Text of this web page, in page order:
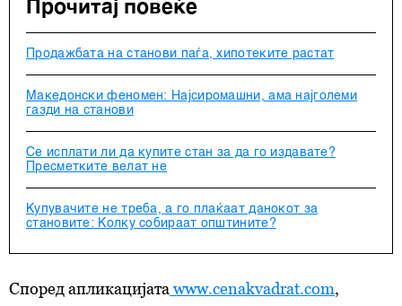
Прочитај повеќе
Продажбата на станови паѓа, хипотеките растат
Македонски феномен: Најсиромашни, ама најголеми
газди на станови
Се исплати ли да купите стан за да го издавате?
Пресметките велат не
Купувачите не треба, а го плаќаат данокот за
становите: Колку собираат општините?
Според апликацијата www.cenakvadrat.com,